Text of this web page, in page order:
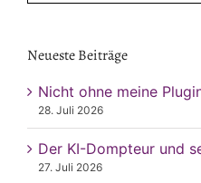
nach:
Neueste Beiträge
Nicht ohne meine
28. Juli 2026
Der KI-Dompteur und
27. Juli 2026